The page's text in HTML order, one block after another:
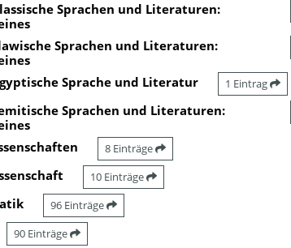
Sprachen und Literaturen:
Sprachen und Literaturen:
Sprache und Literatur 1 Eintrag
Sprachen und Literaturen:
8 Einträge
10 Einträge
96 Einträge
90 Einträge